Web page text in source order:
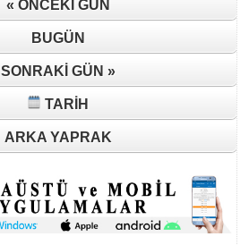
« ÖNCEKI GÜN
BUGÜN
SONRAKI GÜN »
TARIH
ARKA YAPRAK